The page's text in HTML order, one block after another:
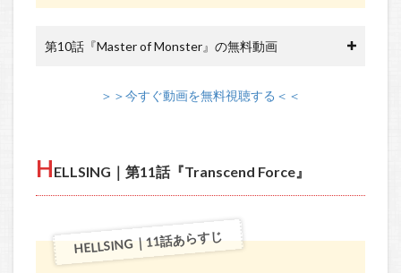
第10話『Master of Monster』の無料動画
＞＞今すぐ動画を無料視聴する＜＜
HELLSING｜第11話『Transcend Force』
HELLSING｜11話あらすじ